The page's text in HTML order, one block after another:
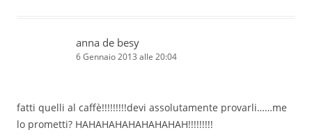
anna de besy
6 Gennaio 2013 alle 20:04
fatti quelli al caffè!!!!!!!!!devi assolutamente provarli……me
lo prometti? HAHAHAHAHAHAHAHAH!!!!!!!!!